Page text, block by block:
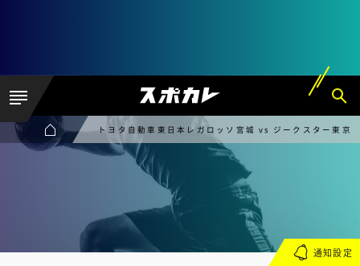
トヨタ自動車東日本レガロッソ宮城 vs ジークスター東京
通知設定